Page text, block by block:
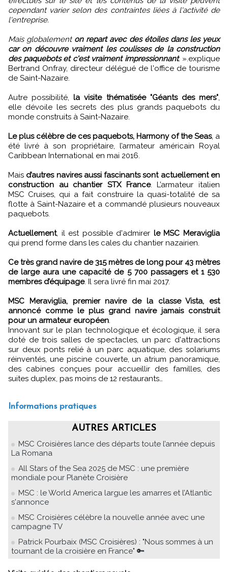
cependant varier selon des contraintes liées à l'activité de
l'entreprise.
Mais globalement on repart avec des étoiles dans les yeux
car on découvre vraiment les coulisses de la construction
des paquebots et c'est vraiment impressionnant. ».explique
Bertrand Onfray, directeur délégué de l'office de tourisme
de Saint-Nazaire.
Autre possibilité,la visite thématisée "Géants des mers",
elle dévoile les secrets des plus grands paquebots du
monde construits à Saint-Nazaire.
Le plus célèbre de ces paquebots, Harmony of the Seas, a
été livré à son propriétaire, l’armateur américain Royal
Caribbean International en mai 2016.
Mais d’autres navires aussi fascinants sont actuellement en
construction au chantier STX France. L’armateur italien
MSC Cruises, qui a fait construire la quasi-totalité de sa
flotte à Saint-Nazaire et a commandé plusieurs nouveaux
paquebots.
Actuellement, il est possible d'admirer le MSC Meraviglia
qui prend forme dans les cales du chantier nazairien.
Ce très grand navire de 315 mètres de long pour 43 mètres
de large aura une capacité de 5 700 passagers et 1 530
membres d’équipage. Il sera livré fin mai 2017.
MSC Meraviglia, premier navire de la classe Vista, est
annoncé comme le plus grand navire jamais construit
pour un armateur européen.
Innovant sur le plan technologique et écologique, il sera
doté de trois salles de spectacles, un parc d'attractions
sur deux ponts relié à un parc aquatique, des solariums
réinventés, une piscine couverte, un atrium panoramique,
des cabines conçues pour accueillir des familles, des
suites duplex, pas moins de 12 restaurants…
Informations pratiques
AUTRES ARTICLES
MSC Croisières lance des départs toute l’année depuis
La Romana
All Stars of the Sea 2025 de MSC : une première
mondiale pour Planète Croisière
MSC : le World America largue les amarres et l’Atlantic
s'annonce
MSC Croisières célèbre la nouvelle année avec une
campagne TV
Patrick Pourbaix (MSC Croisières) : "Nous sommes à un
tournant de la croisière en France" 🔑